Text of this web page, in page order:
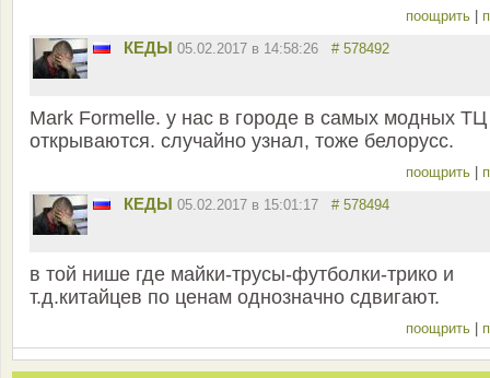
поощрить
КЕДЫ 05.02.2017 в 14:58:26 # 578492
Mark Formelle. у нас в городе в самых модных ТЦ
открываются. случайно узнал, тоже белорусс.
поощрить
КЕДЫ 05.02.2017 в 15:01:17 # 578494
в той нише где майки-трусы-футболки-трико и
т.д.китайцев по ценам однозначно сдвигают.
поощрить